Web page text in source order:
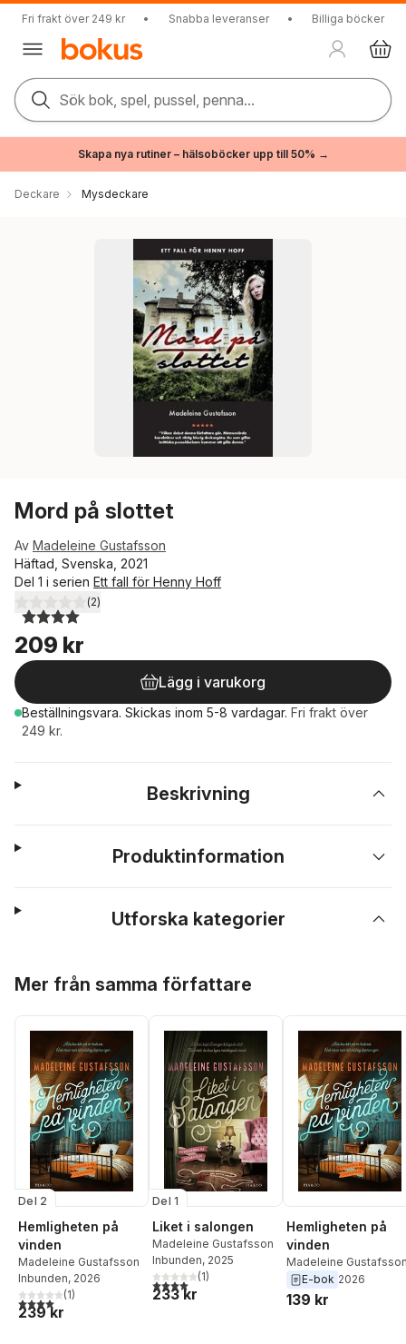
Fri frakt över 249 kr • Snabba leveranser • Billiga böcker
Sök bok, spel, pussel, penna...
Skapa nya rutiner – hälsoböcker upp till 50% →
Deckare Mysdeckare
Mord på slottet
Av Madeleine Gustafsson
Häftad, Svenska, 2021
Del 1 i serien Ett fall för Henny Hoff
4,0utav 5 stjärnor. Totalt antal röster:
(2)
209 kr
Lägg i varukorg
Beställningsvara. Skickas inom 5-8 vardagar. Fri frakt över
249 kr.
Beskrivning
Produktinformation
Utforska kategorier
Mer från samma författare
Del 2
Hemligheten på
vinden
Madeleine Gustafsson
Inbunden, 2026
4,0utav 5 stjärnor. Totalt antal röster:
(1)
239 kr
Del 1
Liket i salongen
Madeleine Gustafsson
Inbunden, 2025
4,0utav 5 stjärnor. Totalt antal röster:
(1)
233 kr
Hemligheten på
vinden
Madeleine
E-bok 2026
139 kr